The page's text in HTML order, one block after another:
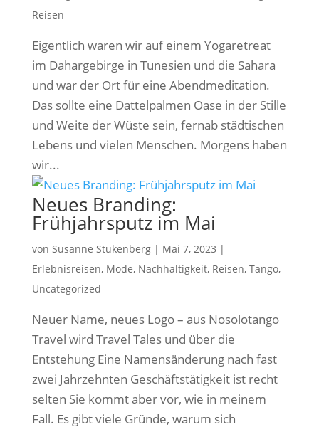
Reisen
Eigentlich waren wir auf einem Yogaretreat
im Dahargebirge in Tunesien und die Sahara
und war der Ort für eine Abendmeditation.
Das sollte eine Dattelpalmen Oase in der Stille
und Weite der Wüste sein, fernab städtischen
Lebens und vielen Menschen. Morgens haben
wir...
Neues Branding:
Frühjahrsputz im Mai
von Susanne Stukenberg| Mai 7, 2023 |
Erlebnisreisen, Mode, Nachhaltigkeit, Reisen, Tango,
Uncategorized
Neuer Name, neues Logo – aus Nosolotango
Travel wird Travel Tales und über die
Entstehung Eine Namensänderung nach fast
zwei Jahrzehnten Geschäftstätigkeit ist recht
selten Sie kommt aber vor, wie in meinem
Fall. Es gibt viele Gründe, warum sich